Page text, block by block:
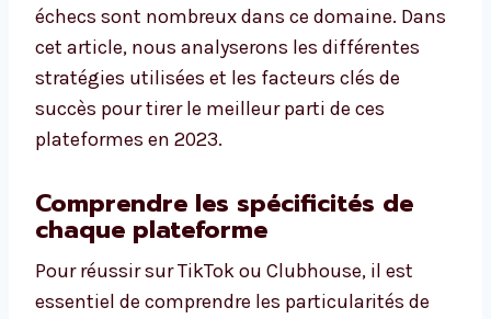
échecs sont nombreux dans ce domaine. Dans
cet article, nous analyserons les différentes
stratégies utilisées et les facteurs clés de
succès pour tirer le meilleur parti de ces
plateformes en 2023.
Comprendre les spécificités de
chaque plateforme
Pour réussir sur TikTok ou Clubhouse, il est
essentiel de comprendre les particularités de